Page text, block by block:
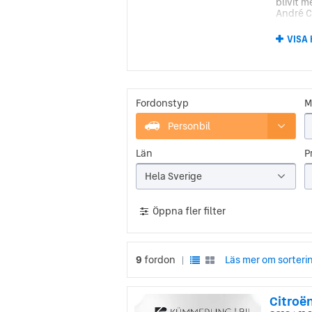
André
År
första
fram
Under
efter
VISA
Fordonstyp
Personbil
Län
Hela Sverige
Öppna fler filter
9 fordon Läs mer om